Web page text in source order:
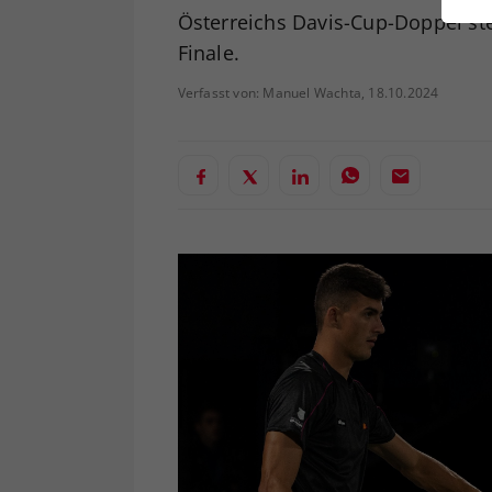
Österreichs Davis-Cup-Doppel
Finale.
Verfasst von: Manuel Wachta, 18.10.2024